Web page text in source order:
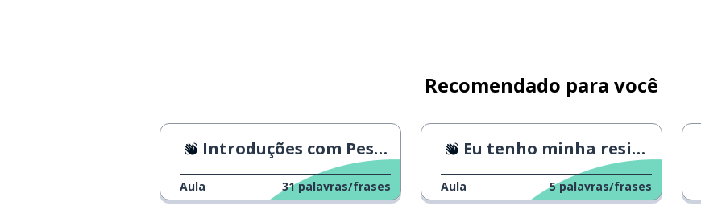
Recomendado para você
Introduções com Pessoas Surdas
Aula 31 palavras/frases
Eu tenho minha residência
Aula 5 palavras/frases